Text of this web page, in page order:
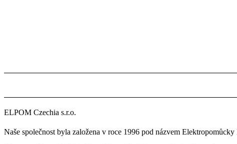
ELPOM Czechia s.r.o.
Naše společnost byla založena v roce 1996 pod názvem